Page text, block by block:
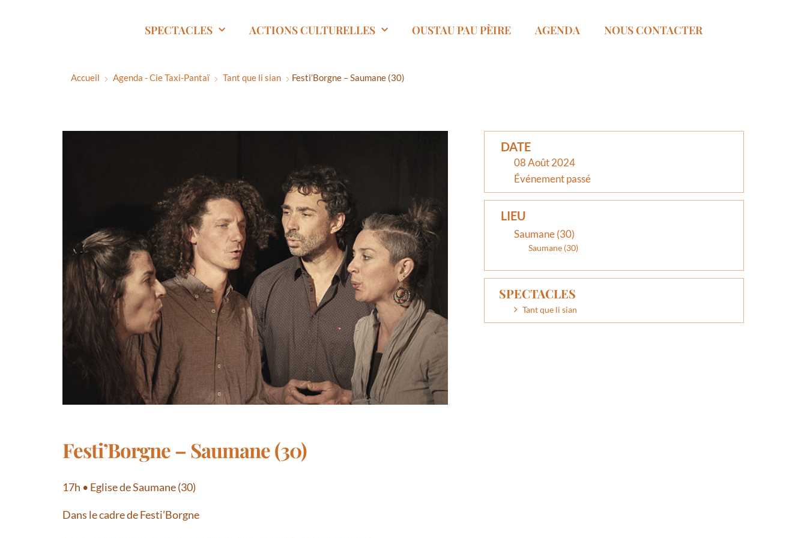
SPECTACLES ACTIONS CULTURELLES OUSTAU PAU PÈIRE AGENDA NOUS CONTACTER
Accueil Agenda - Cie Taxi-Pantaï Tant que li sian Festi’Borgne – Saumane (30)
Festi’Borgne – Saumane (30)
17h • Eglise de Saumane (30)
Dans le cadre de Festi’Borgne
DATE
08 Août 2024
Événement passé
LIEU
Saumane (30)
Saumane (30)
SPECTACLES
Tant que li sian